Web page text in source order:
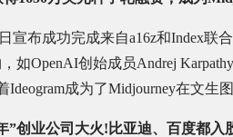
宣布成功完成来自a16z和Index
如OpenAI创始成员Andrej
Ideogram成为了Midjourney在文生
”创业公司大火!比亚迪、百度都入